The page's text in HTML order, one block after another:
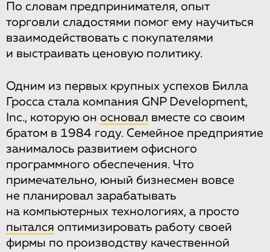
По словам предпринимателя, опыт
торговли сладостями помог ему научиться
взаимодействовать с покупателями
и выстраивать ценовую политику.
Одним из первых крупных успехов Билла
Гросса стала компания GNP Development,
Inc., которую он основал вместе со своим
братом в 1984 году. Семейное предприятие
занималось развитием офисного
программного обеспечения. Что
примечательно, юный бизнесмен вовсе
не планировал зарабатывать
на компьютерных технологиях, а просто
пытался оптимизировать работу своей
фирмы по производству качественной